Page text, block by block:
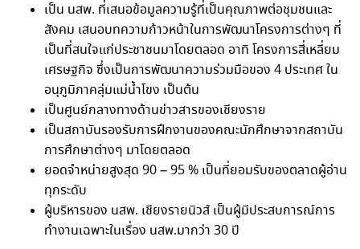
เป็น นสพ. ที่เสนอข้อมูลความรู้ที่เป็นคุณภาพต่อชุมชนและ
สังคม เสนอบทความก้าวหน้าในการพัฒนาโครงการต่างๆ ที่
เป็นที่สนใจแก่ประชาชนมาโดยตลอด อาทิ โครงการสี่เหลี่ยม
เศรษฐกิจ ซึ่งเป็นการพัฒนาความร่วมมือของ 4 ประเทศ ใน
อนุภูมิภาคลุ่มแม่น้ำโขง เป็นต้น
เป็นศูนย์กลางทางด้านข่าวสารของเชียงราย
เป็นสถาบันรองรับการฝึกงานของคณะนักศึกษาจากสถาบัน
การศึกษาต่างๆ มาโดยตลอด
ยอดจำหน่ายสูงสุด 90 – 95 % เป็นที่ยอมรับของตลาดผู้อ่าน
ทุกระดับ
ผู้บริหารของ นสพ. เชียงรายนิวส์ เป็นผู้มีประสบการณ์การ
ทำงานเฉพาะในเรื่อง นสพ.มากว่า 30 ปี